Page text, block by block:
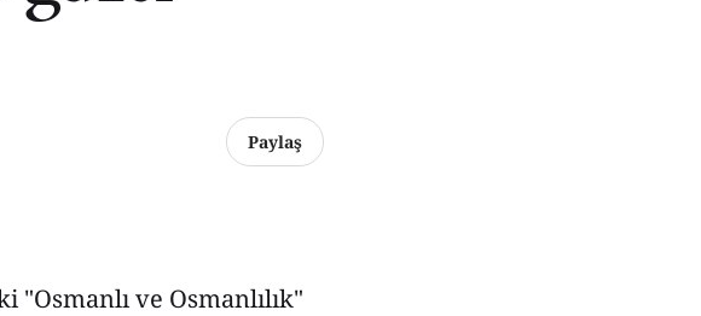
Paylaş
"Osmanlı ve Osmanlılık"